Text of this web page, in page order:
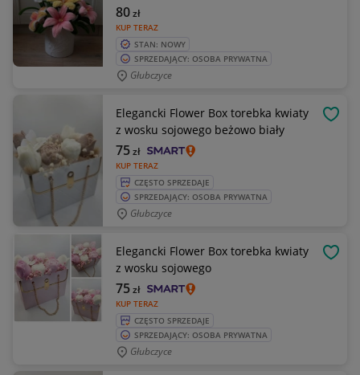
KUP TERAZ
80zł
STAN: NOWY
SPRZEDAJĄCY: OSOBA PRYWATNA
Głubczyce
Elegancki Flower Box torebka kwiaty
z wosku sojowego beżowo biały
KUP TERAZ
75zł
CZĘSTO SPRZEDAJE
SPRZEDAJĄCY: OSOBA PRYWATNA
Głubczyce
Elegancki Flower Box torebka kwiaty
z wosku sojowego
KUP TERAZ
75zł
CZĘSTO SPRZEDAJE
SPRZEDAJĄCY: OSOBA PRYWATNA
Głubczyce